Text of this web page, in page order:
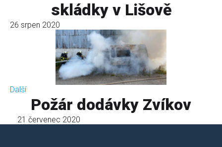
skládky v Lišově
26 srpen 2020
Další
Požár dodávky Zvíkov
21 červenec 2020